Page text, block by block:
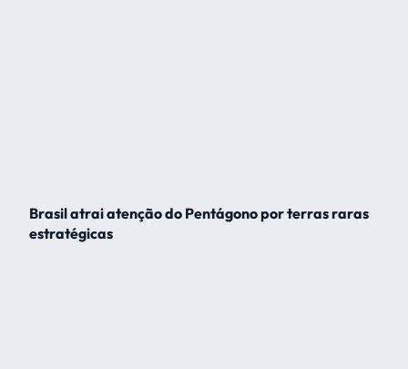
Brasil atrai atenção do Pentágono por terras raras
estratégicas